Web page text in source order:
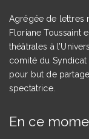
Agrégée de lettres
Floriane Toussaint
théâtrales à
comité du
pour but de
spectatrice.
En ce